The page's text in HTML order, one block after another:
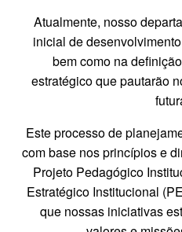
Atualmente, nosso
inicial de
bem como na
estratégico que pautarão
Este processo de
com base nos princípios e
Projeto Pedagógico
Estratégico Institucional
que nossas iniciativas